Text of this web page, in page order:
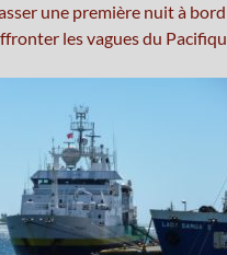
une première nuit à
les vagues du